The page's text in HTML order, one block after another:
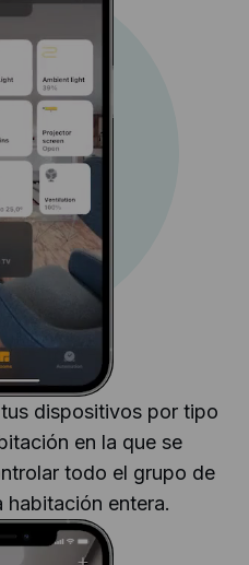
dispositivos por tipo
en la que se
todo el grupo de
entera.